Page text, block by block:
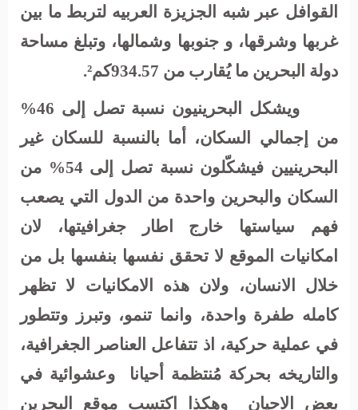
القوافل عبر شبه الجزيزة العربيه لتربط ما بين
غربها وشرقها، و جنوبها وشمالها، وتبلغ مساحة
دولة البحرين ما يُقارب من 934.57كم².
ويشكل البحرينيون نسبة تصل إلى 46%
من إجمالي السكان، أما بالنسبة للسكان غير
البحرينيين فيشكّلون نسبة تصل إلى 54% من
السكان والبحرين واحدة من الدول التي يصعب
فهم سياستها خارج اطار جغرافيتها، لان
امكانيات الموقع لا تحقق نفسها بنفسها بل من
خلال الانسان، ولان هذه الامكانيات لا تظهر
كامله طفرة واحدة، وانما تنمو، وتبرز وتتطور
في عملية حركية، اذ تتفاعل العناصر الجغرافية،
والتاريخه بحركة مُنتظمة أحيانا
وعشوائية في
بعض الاحيان
وهكذا اكتسب موقع البحرين